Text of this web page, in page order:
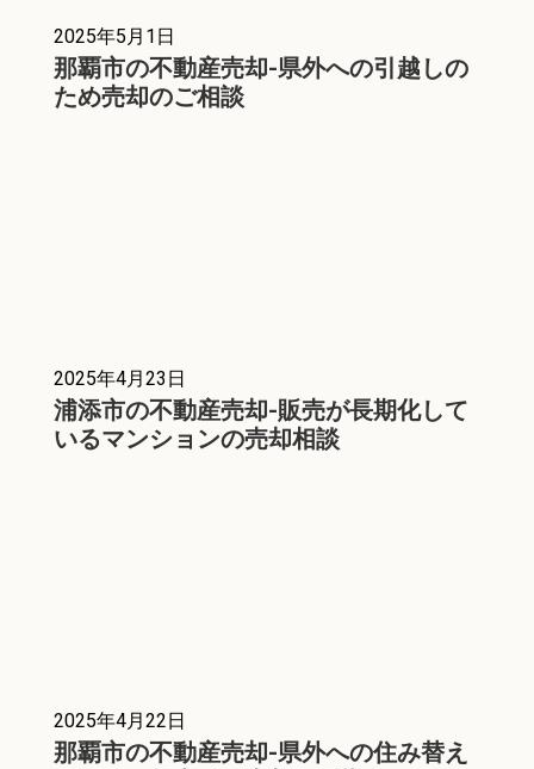
2025年5月1日
那覇市の不動産売却-県外への引越しの
ため売却のご相談
2025年4月23日
浦添市の不動産売却-販売が長期化して
いるマンションの売却相談
2025年4月22日
那覇市の不動産売却-県外への住み替え